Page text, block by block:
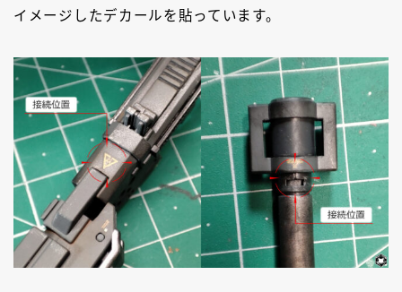
イメージしたデカールを貼っています。